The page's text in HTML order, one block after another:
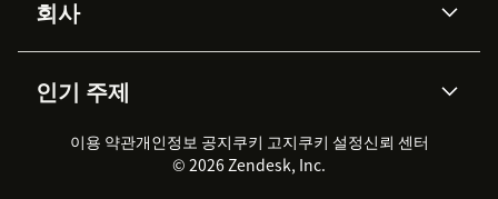
워크포스 관리
실시간 채팅
클라이언트 포털
API & 개발자
AI 리서치
이벤트 & 웨비나
고객 사례
회사
채용 정보
지속 가능성 보고서
Zendesk Foundation
법적 정보
인기 주제
2026 CX 트렌드
제품 업데이트
고객 서비스 소프트웨어
헬프 데스크 통합 티켓 관리 소
이용 약관개인정보 공지쿠키 고지쿠키 설정신뢰 센터
© 2026 Zendesk, Inc.